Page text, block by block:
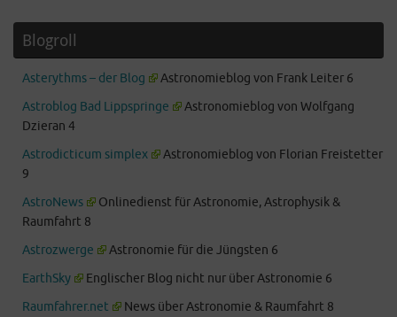
Blogroll
Asterythms – der Blog
Astronomieblog von Frank Leiter 6
Astroblog Bad Lippspringe
Astronomieblog von Wolfgang
Dzieran 4
Astrodicticum simplex
Astronomieblog von Florian Freistetter
9
AstroNews
Onlinedienst für Astronomie, Astrophysik &
Raumfahrt 8
Astrozwerge
Astronomie für die Jüngsten 6
EarthSky
Englischer Blog nicht nur über Astronomie 6
Raumfahrer.net
News über Astronomie & Raumfahrt 8